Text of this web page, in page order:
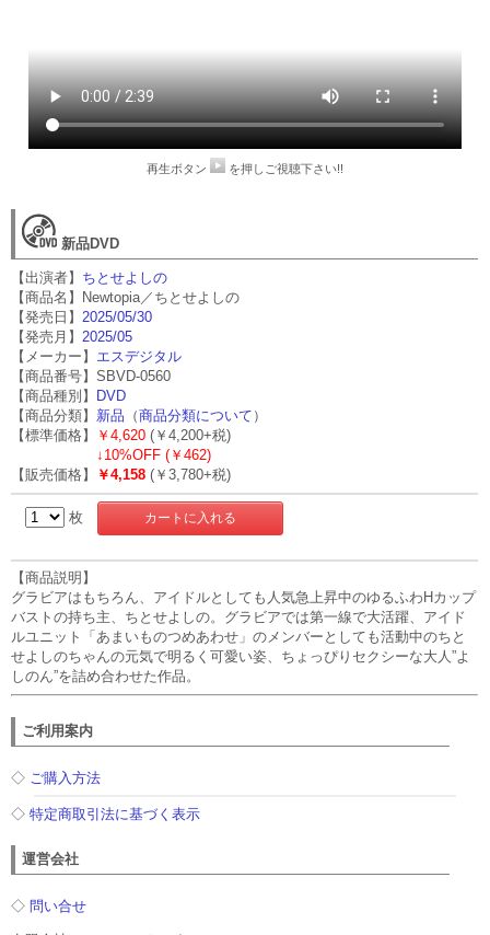
再生ボタン を押しご視聴下さい!!
新品DVD
【出演者】 ちとせよしの
【商品名】Newtopia／ちとせよしの
【発売日】2025/05/30
【発売月】2025/05
【メーカー】 エスデジタル
【商品番号】SBVD-0560
【商品種別】
DVD
【商品分類】 新品 （商品分類について ）
【標準価格】
￥4,620 (￥4,200+税)
↓ 10%OFF (￥462)
【販売価格】
￥4,158 (￥3,780+税)
枚
【商品説明】
グラビアはもちろん、アイドルとしても人気急上昇中のゆるふわHカップ
バストの持ち主、ちとせよしの。グラビアでは第一線で大活躍、アイド
ルユニット「あまいものつめあわせ」のメンバーとしても活動中のちと
せよしのちゃんの元気で明るく可愛い姿、ちょっぴりセクシーな大人”よ
しのん”を詰め合わせた作品。
ご利用案内
◇ ご購入方法
◇特定商取引法に基づく表示
運営会社
◇ 問い合せ